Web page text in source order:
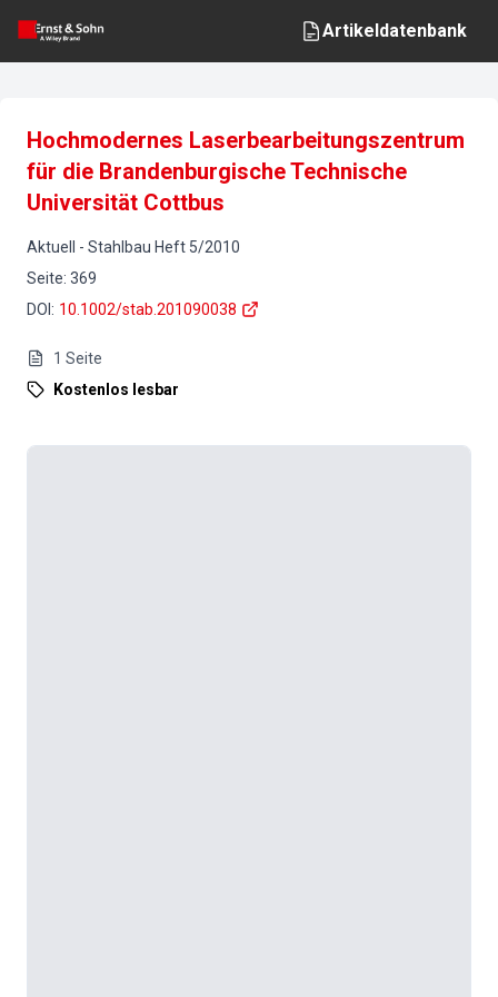
Artikeldatenbank
Hochmodernes Laserbearbeitungszentrum
für die Brandenburgische Technische
Universität Cottbus
Aktuell - Stahlbau Heft 5/2010
Seite: 369
DOI : 10.1002/stab.201090038
1 Seite
Kostenlos lesbar